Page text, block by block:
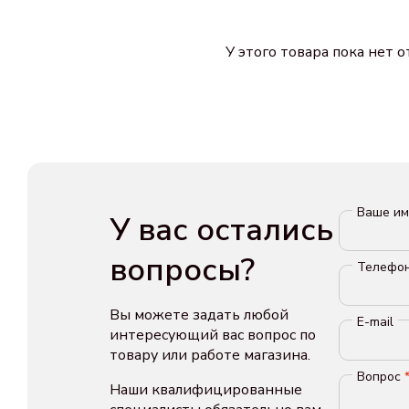
У этого товара пока нет
У вас остались
вопросы?
Вы можете задать любой
интересующий вас вопрос по
товару или работе магазина.
Наши квалифицированные
Ваше
E-mail
Вопрос *